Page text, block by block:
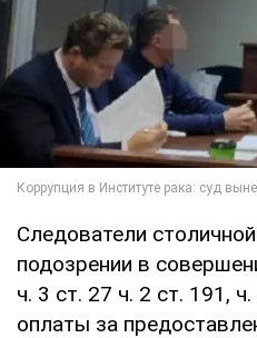
Следователи
подозрении в
ч. 3 ст. 27 ч. 2 ст. 191,
оплаты за